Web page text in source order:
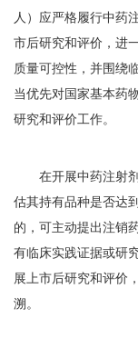
人）应严格履行中药
市后研究和评价，进
质量可控性，并围绕
当优先对国家基本药
研究和评价工作。
在开展中药注射剂
估其持有品种是否达
的，可主动提出注销
有临床实践证据或研
展上市后研究和评价
溯。